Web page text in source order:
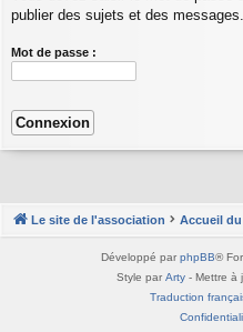
publier des sujets et des messages.
Mot de passe :
Le site de l'association Accueil
Développé par phpBB®
Style par Arty- Mettre à
Traduction